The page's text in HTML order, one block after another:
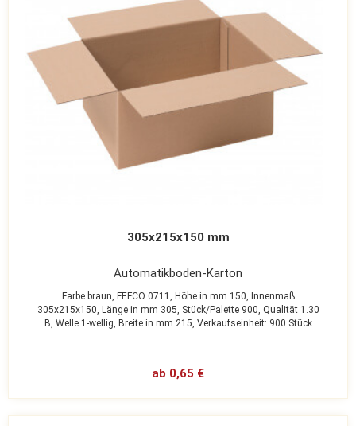
305x215x150 mm
Automatikboden-Karton
Farbe braun, FEFCO 0711, Höhe in mm 150, Innenmaß
305x215x150, Länge in mm 305, Stück/Palette 900, Qualität 1.30
B, Welle 1-wellig, Breite in mm 215, Verkaufseinheit: 900 Stück
ab 0,65 €